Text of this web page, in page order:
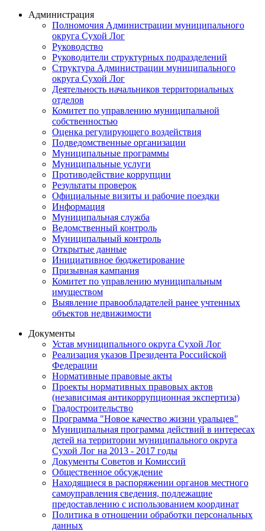
Администрация
Полномочия Администрации муниципального
округа Сухой Лог
Руководство
Руководители структурных подразделений
Структура Администрации муниципального
округа Сухой Лог
Деятельность начальников территориальных
отделов
Комитет по управлению муниципальной
собственностью
Оценка регулирующего воздействия
Подведомственные организации
Муниципальные программы
Муниципальные услуги
Противодействие коррупции
Результаты проверок
Официальные визиты и рабочие поездки
Информация
Муниципальная служба
Ведомственный контроль
Муниципальный контроль
Открытые данные
Инициативное бюджетирование
Призывная кампания
Комитет по управлению муниципальным
имуществом
Выявление правообладателей ранее учтенных
объектов недвижимости
Документы
Устав муниципального округа Сухой Лог
Реализация указов Президента Российской
Федерации
Нормативные правовые акты
Проекты нормативных правовых актов
(независимая антикоррупционная экспертиза)
Градостроительство
Программа "Новое качество жизни уральцев"
Муниципальная программа действий в интересах
детей на территории муниципального округа
Сухой Лог на 2013 - 2017 годы
Документы Советов и Комиссий
Общественное обсуждение
Находящиеся в распоряжении органов местного
самоуправления сведения, подлежащие
предоставлению с использованием координат
Политика в отношении обработки персональных
данных